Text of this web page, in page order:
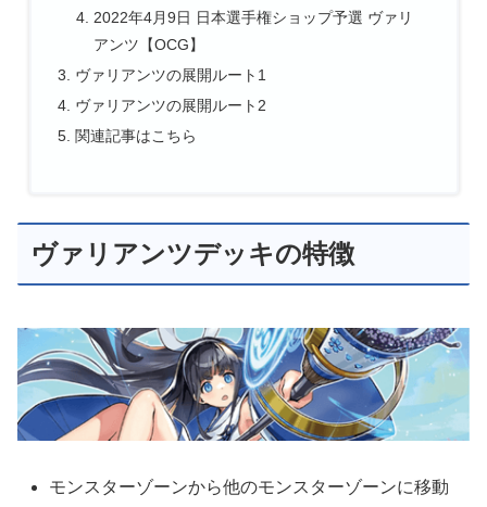
2022年4月9日 日本選手権ショップ予選 ヴァリ
アンツ【OCG】
ヴァリアンツの展開ルート1
ヴァリアンツの展開ルート2
関連記事はこちら
ヴァリアンツデッキの特徴
モンスターゾーンから他のモンスターゾーンに移動